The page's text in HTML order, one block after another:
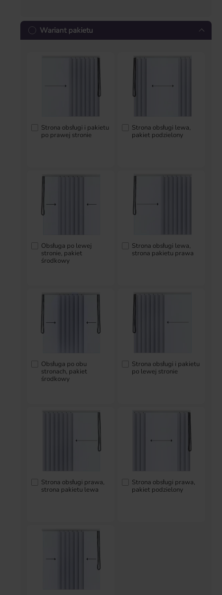
Wariant pakietu
Strona obsługi i pakietu
po prawej stronie
Strona obsługi lewa,
pakiet podzielony
Obsługa po lewej
stronie, pakiet
środkowy
Strona obsługi lewa,
strona pakietu prawa
Obsługa po obu
stronach, pakiet
środkowy
Strona obsługi i pakietu
po lewej stronie
Strona obsługi prawa,
strona pakietu lewa
Strona obsługi prawa,
pakiet podzielony